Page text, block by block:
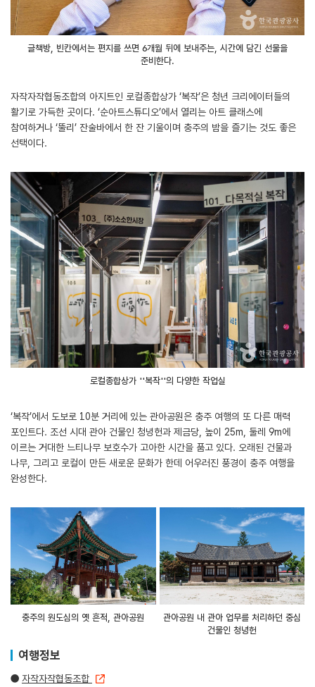
글책방, 빈칸에서는 편지를 쓰면 6개월 뒤에 보내주는, 시간에 담긴 선물을
준비한다.
자작자작협동조합의 아지트인 로컬종합상가 ‘복작’은 청년 크리에이터들의
활기로 가득한 곳이다. ‘순아트스튜디오’에서 열리는 아트 클래스에
참여하거나 ‘뚤리’ 잔술바에서 한 잔 기울이며 충주의 밤을 즐기는 것도 좋은
선택이다.
로컬종합상가 ''복작''의 다양한 작업실
‘복작’에서 도보로 10분 거리에 있는 관아공원은 충주 여행의 또 다른 매력
포인트다. 조선 시대 관아 건물인 청녕헌과 제금당, 높이 25m, 둘레 9m에
이르는 거대한 느티나무 보호수가 고아한 시간을 품고 있다. 오래된 건물과
나무, 그리고 로컬이 만든 새로운 문화가 한데 어우러진 풍경이 충주 여행을
완성한다.
충주의 원도심의 옛 흔적, 관아공원
관아공원 내 관아 업무를 처리하던 중심
건물인 청녕헌
여행정보
● 자작자작협동조합